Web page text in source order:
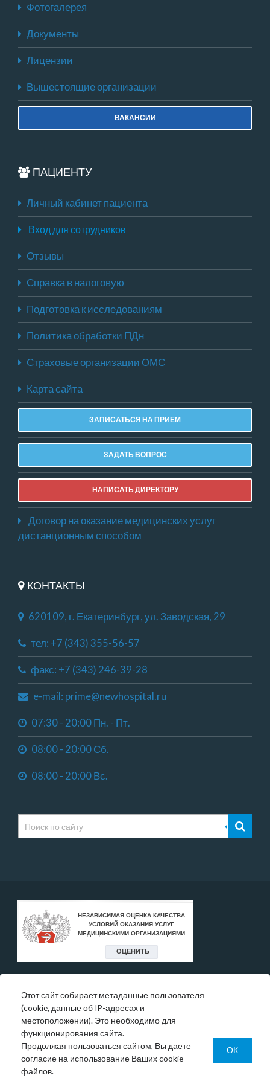
Фотогалерея
Документы
Лицензии
Вышестоящие организации
ВАКАНСИИ
ПАЦИЕНТУ
Личный кабинет пациента
Вход для сотрудников
Отзывы
Справка в налоговую
Подготовка к исследованиям
Политика обработки ПДн
Страховые организации ОМС
Карта сайта
ЗАПИСАТЬСЯ НА ПРИЕМ
ЗАДАТЬ ВОПРОС
НАПИСАТЬ ДИРЕКТОРУ
Договор на оказание медицинских услуг
дистанционным способом
КОНТАКТЫ
620109, г. Екатеринбург, ул. Заводская, 29
тел: +7 (343) 355-56-57
факс: +7 (343) 246-39-28
e-mail: prime@newhospital.ru
07:30 - 20:00 Пн. - Пт.
08:00 - 20:00 Сб.
08:00 - 20:00 Вс.
* Цены, указанные на сайте, носят исключительно
информативный характер и могут быть в любое время
изменены.
Окончательную информация необходимо уточнять у
администратора в регистратуре или по телефону:
+7 (343) 355-56-57.
© 1993-2026 ООО МО «Новая больница»
Этот сайт собирает метаданные пользователя
(cookie, данные об IP-адресах и
местоположении). Это необходимо для
функционирования сайта.
Продолжая пользоваться сайтом, Вы даете
согласие на использование Ваших cookie-
файлов.
ОК